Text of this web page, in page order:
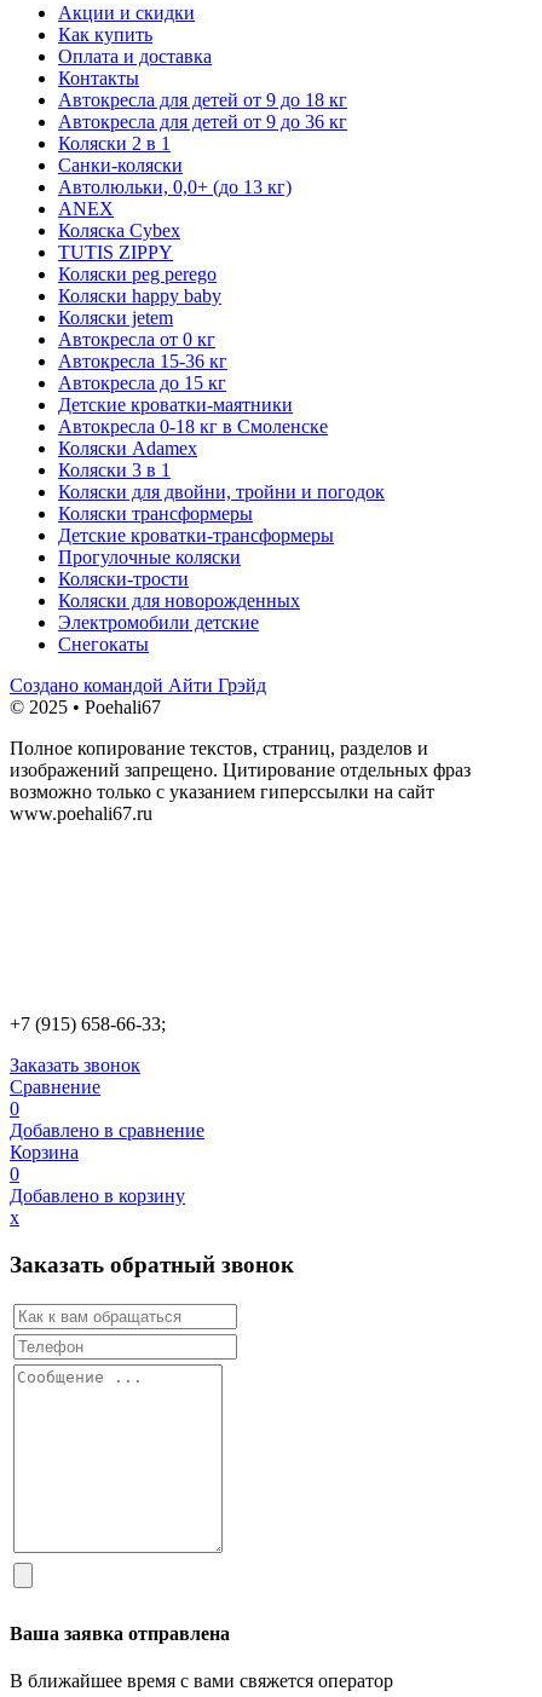
Акции и скидки
Как купить
Оплата и доставка
Контакты
Автокресла для детей от 9 до 18 кг
Автокресла для детей от 9 до 36 кг
Коляски 2 в 1
Санки-коляски
Автолюльки, 0,0+ (до 13 кг)
ANEX
Коляска Cybex
TUTIS ZIPPY
Коляски peg perego
Коляски happy baby
Коляски jetem
Автокресла от 0 кг
Автокресла 15-36 кг
Автокресла до 15 кг
Детские кроватки-маятники
Автокресла 0-18 кг в Смоленске
Коляски Adamex
Коляски 3 в 1
Коляски для двойни, тройни и погодок
Коляски трансформеры
Детские кроватки-трансформеры
Прогулочные коляски
Коляски-трости
Коляски для новорожденных
Электромобили детские
Снегокаты
Создано командой Айти Грэйд
© 2025 • Poehali67
Полное копирование текстов, страниц, разделов и
изображений запрещено. Цитирование отдельных фраз
возможно только с указанием гиперссылки на сайт
www.poehali67.ru
+7 (915) 658-66-33;
Заказать звонок
Сравнение
0
Добавлено в сравнение
Корзина
0
Добавлено в корзину
х
Заказать обратный звонок
Ваша заявка отправлена
В ближайшее время с вами свяжется оператор